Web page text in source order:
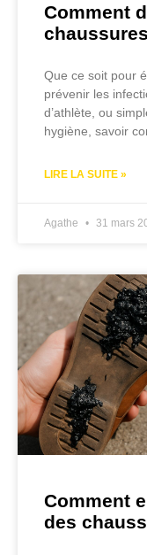
Comment
Que ce soit pour
prévenir les
d’athlète, ou
hygiène, savoir
LIRE LA SUITE »
Agathe 31 mars
Comment
des